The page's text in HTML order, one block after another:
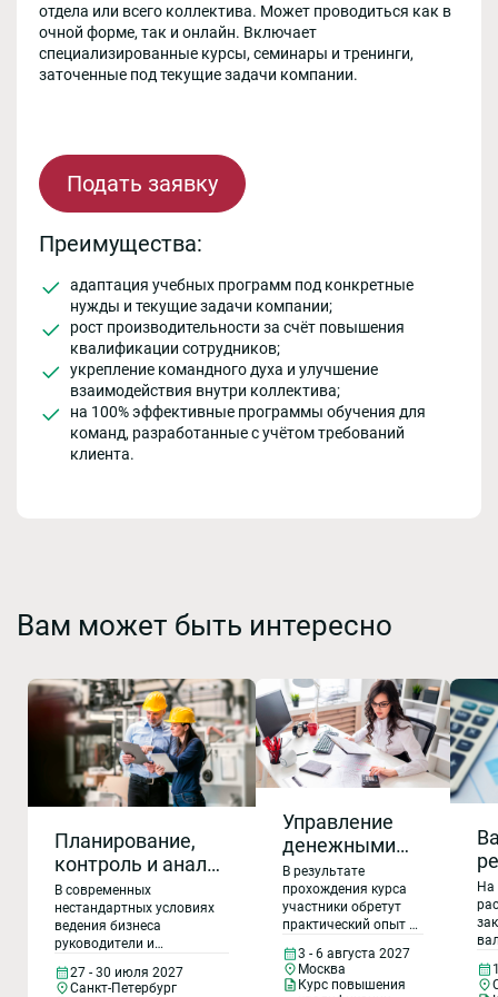
отдела или всего коллектива. Может проводиться как в
очной форме, так и онлайн. Включает
специализированные курсы, семинары и тренинги,
заточенные под текущие задачи компании.
Подать заявку
Преимущества:
адаптация учебных программ под конкретные
нужды и текущие задачи компании;
рост производительности за счёт повышения
квалификации сотрудников;
укрепление командного духа и улучшение
взаимодействия внутри коллектива;
на 100% эффективные программы обучения для
команд, разработанные с учётом требований
клиента.
Вам может быть интересно
Планирование,
контроль и анализ
показателей
эффективности
производственной
деятельности
предприятия
В современных
нестандартных условиях
ведения бизнеса
руководители и
управляют
27 - 30 июля 2027
Санкт-Петербург
Управление
денежными
средствами
(ДДС).
Планирование,
анализ,
контроль
денежных
В результате
прохождения курса
участники обретут
практический опыт в
планирования
денежными
3 - 6 августа 2027
Москва
Курс повышения
На